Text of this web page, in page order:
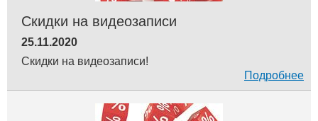
Скидки на видеозаписи
25.11.2020
Скидки на видеозаписи!
Подробнее